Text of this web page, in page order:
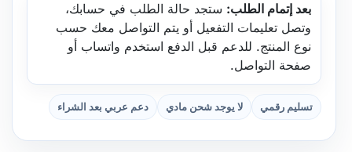
بعد إتمام الطلب: ستجد حالة الطلب في حسابك،
وتصل تعليمات التفعيل أو يتم التواصل معك حسب
نوع المنتج. للدعم قبل الدفع استخدم واتساب أو
صفحة التواصل.
تسليم رقمي لا يوجد شحن مادي دعم عربي بعد الشراء